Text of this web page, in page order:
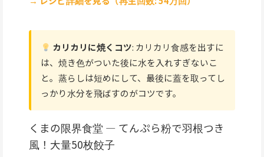
カリカリに焼くコツ: カリカリ食感を出すに
は、焼き色がついた後に水を入れすぎないこ
と。蒸らしは短めにして、最後に蓋を取ってし
っかり水分を飛ばすのがコツです。
くまの限界食堂 — てんぷら粉で羽根つき
風！大量50枚餃子